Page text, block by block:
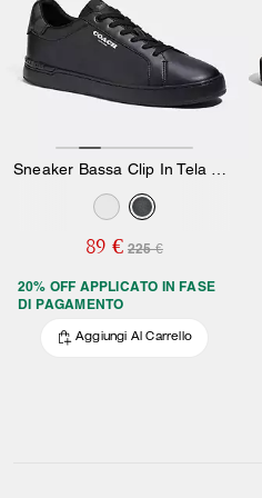
89 € 225 €
20% OFF APPLICATO IN FASE
DI PAGAMENTO
Aggiungi Al Carrello